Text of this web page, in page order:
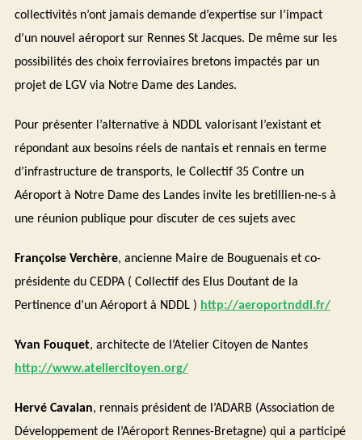
collectivités n’ont jamais demande d’expertise sur l’impact
d’un nouvel aéroport sur Rennes St Jacques. De même sur les
possibilités des choix ferroviaires bretons impactés par un
projet de LGV via Notre Dame des Landes.
Pour présenter l’alternative à NDDL valorisant l’existant et
répondant aux besoins réels de nantais et rennais en terme
d’infrastructure de transports, le Collectif 35 Contre un
Aéroport à Notre Dame des Landes invite les bretillien-ne-s à
une réunion publique pour discuter de ces sujets avec
Françoise Verchère, ancienne Maire de Bouguenais et co-
présidente du CEDPA ( Collectif des Elus Doutant de la
Pertinence d’un Aéroport à NDDL ) http://aeroportnddl.fr/
Yvan Fouquet, architecte de l’Atelier Citoyen de Nantes
http://www.ateliercitoyen.org/
Hervé Cavalan, rennais président de l’ADARB (Association de
Développement de l’Aéroport Rennes-Bretagne) qui a participé